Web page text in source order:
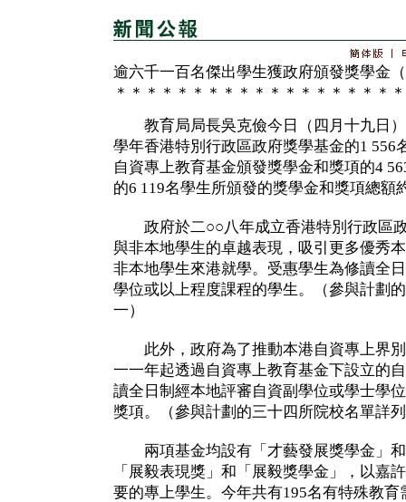
逾六千一百名傑出學生獲政府頒發獎學金
＊＊＊＊＊＊＊＊＊＊＊＊＊＊＊＊＊＊
教育局局長吳克儉今日（四月十九日）
學年香港特別行政區政府獎學基金的1 556
自資專上教育基金頒發獎學金和獎項的4
的6 119名學生所頒發的獎學金和獎項總額
政府於二○○八年成立香港特別行政區
與非本地學生的卓越表現，吸引更多優秀
非本地學生來港就學。受惠學生為修讀全
學位或以上程度課程的學生。（參與計劃
一）
此外，政府為了推動本港自資專上界別
一一年起透過自資專上教育基金下設立的
讀全日制經本地評審自資副學位或學士學
獎項。（參與計劃的三十四所院校名單詳
兩項基金均設有「才藝發展獎學金」和
「展毅表現獎」和「展毅獎學金」，以嘉
要的專上學生。今年共有195名有特殊教